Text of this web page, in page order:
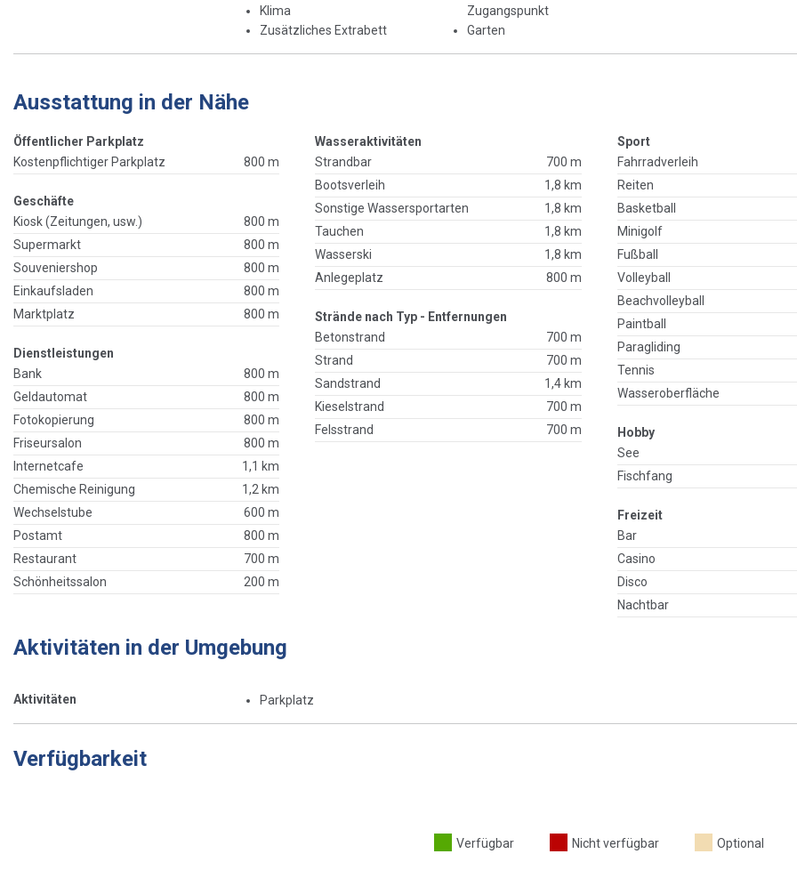
Klima
Zusätzliches Extrabett
Zugangspunkt
Garten
Ausstattung in der Nähe
Öffentlicher Parkplatz
Kostenpflichtiger Parkplatz
800 m
Geschäfte
Kiosk (Zeitungen, usw.)
800 m
Supermarkt
800 m
Souveniershop
800 m
Einkaufsladen
800 m
Marktplatz
800 m
Dienstleistungen
Bank
800 m
Geldautomat
800 m
Fotokopierung
800 m
Friseursalon
800 m
Internetcafe
1,1 km
Chemische Reinigung
1,2 km
Wechselstube
600 m
Postamt
800 m
Restaurant
700 m
Schönheitssalon
200 m
Wasseraktivitäten
Strandbar
700 m
Bootsverleih
1,8 km
Sonstige Wassersportarten
1,8 km
Tauchen
1,8 km
Wasserski
1,8 km
Anlegeplatz
800 m
Strände nach Typ - Entfernungen
Betonstrand
700 m
Strand
700 m
Sandstrand
1,4 km
Kieselstrand
700 m
Felsstrand
700 m
Sport
Fahrradverleih
Reiten
Basketball
Minigolf
Fußball
Volleyball
Beachvolleyball
Paintball
Paragliding
Tennis
Wasseroberfläche
Hobby
See
Fischfang
Freizeit
Bar
Casino
Disco
Nachtbar
Aktivitäten in der Umgebung
Aktivitäten Parkplatz
Verfügbarkeit
Verfügbar Nicht verfügbar Optional